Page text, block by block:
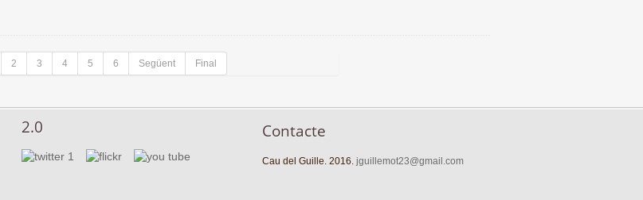
2 3 4 5 6 Següent Final
Contacte
Cau del Guille. 2016.jguillemot23@gmail.com
2.0